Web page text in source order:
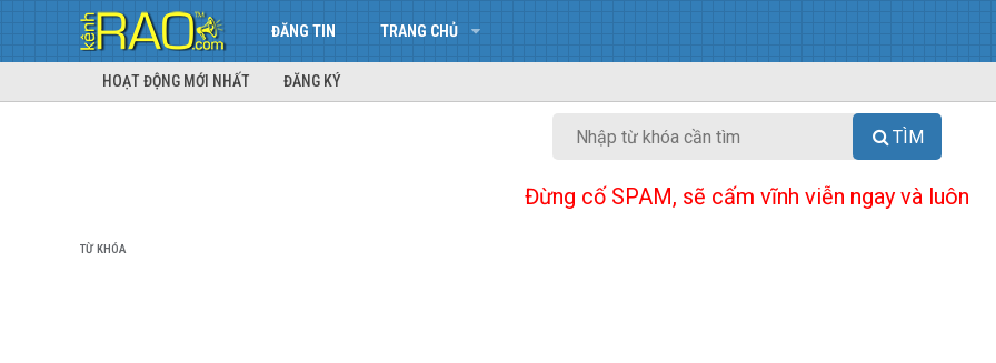
ĐĂNG TIN TRANG CHỦ
HOẠT ĐỘNG MỚI NHẤT ĐĂNG KÝ
TÌM
Đừng cố SPAM, sẽ cấm vĩnh viễn ngay và luôn
TỪ KHÓA